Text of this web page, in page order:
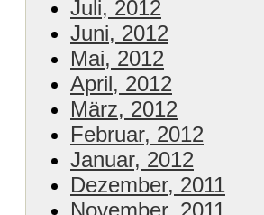
Juli, 2012
Juni, 2012
Mai, 2012
April, 2012
März, 2012
Februar, 2012
Januar, 2012
Dezember, 2011
November, 2011